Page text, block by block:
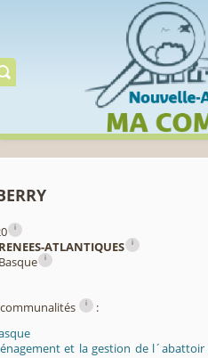
i
ATLANTIQUES i
i
i
:
et la gestion de l´abattoir
Cookies management panel